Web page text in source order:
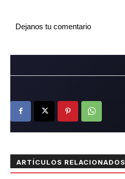
Dejanos tu comentario
ARTÍCULOS RELACIONADOS